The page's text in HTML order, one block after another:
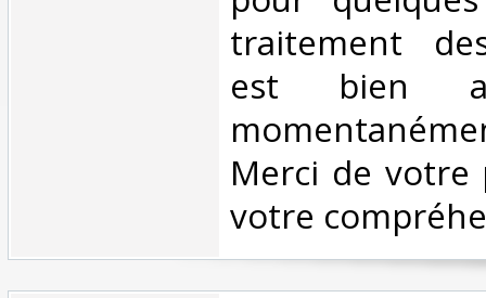
traitement
est bien
Merci de votre
votre